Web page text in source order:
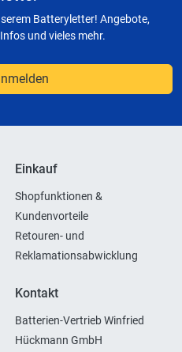
Batteryletter! Angebote,
und vieles mehr.
Einkauf
Shopfunktionen &
Kundenvorteile
Retouren- und
Reklamationsabwicklung
Kontakt
Batterien-Vertrieb Winfried
Hückmann GmbH